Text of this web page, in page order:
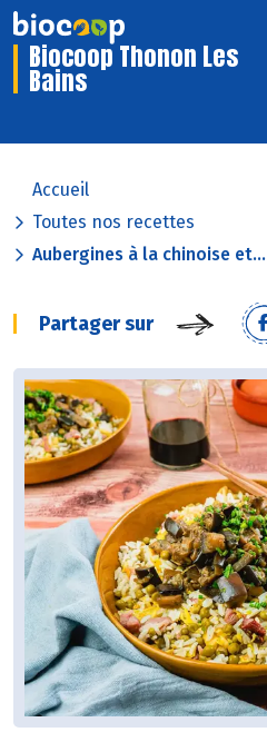
Biocoop Thonon Les
Bains
Accueil
Toutes nos recettes
Aubergines à la chinoise et...
Partager sur